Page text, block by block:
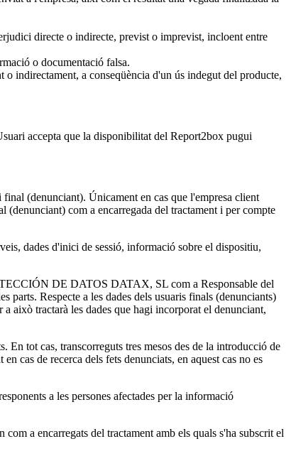
directe o indirecte, previst o imprevist, incloent entre
o documentació falsa.
indirectament, a conseqüència d'un ús indegut del producte,
accepta que la disponibilitat del Report2box pugui
(denunciant). Únicament en cas que l'empresa client
com a encarregada del tractament i per compte
dades d'inici de sessió, informació sobre el dispositiu,
DE DATOS DATAX, SL com a Responsable del
parts. Respecte a les dades dels usuaris finals (denunciants)
això tractarà les dades que hagi incorporat el denunciant,
En tot cas, transcorreguts tres mesos des de la introducció de
cas de recerca dels fets denunciats, en aquest cas no es
a les persones afectades per la informació
a encarregats del tractament amb els quals s'ha subscrit el